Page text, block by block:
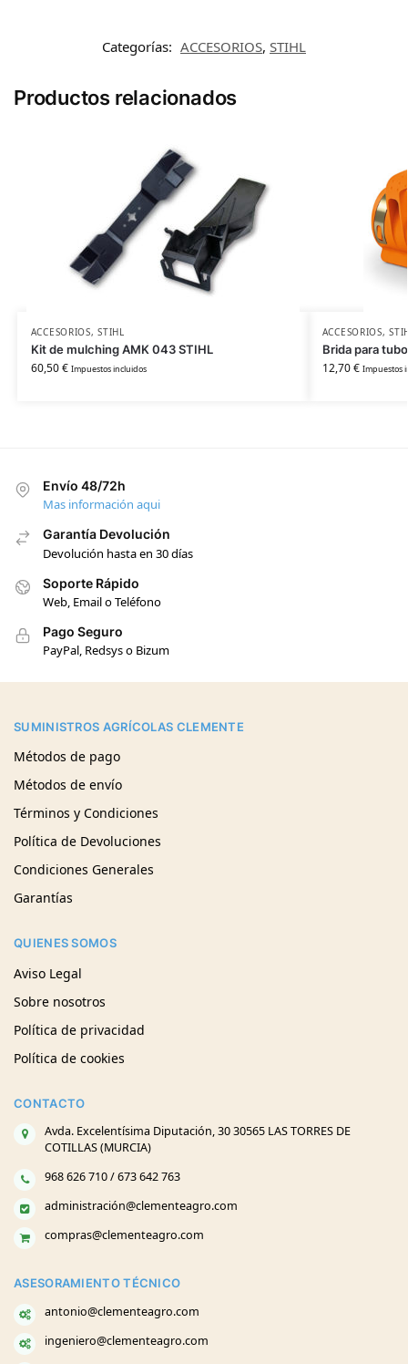
Categorías: ACCESORIOS, STIHL
Productos relacionados
ACCESORIOS,STIHL
Kit de mulching AMK 043 STIHL
60,50€ Impuestos incluidos
ACCESORIOS,
Brida para
12,70€ Impuestos
Envío 48/72h
Mas información aqui
Garantía Devolución
Devolución hasta en 30 días
Soporte Rápido
Web, Email o Teléfono
Pago Seguro
PayPal, Redsys o Bizum
SUMINISTROS AGRÍCOLAS CLEMENTE
Métodos de pago
Métodos de envío
Términos y Condiciones
Política de Devoluciones
Condiciones Generales
Garantías
QUIENES SOMOS
Aviso Legal
Sobre nosotros
Política de privacidad
Política de cookies
CONTACTO
Avda. Excelentísima Diputación, 30 30565 LAS TORRES DE
COTILLAS (MURCIA)
968 626 710 / 673 642 763
administración@clementeagro.com
compras@clementeagro.com
ASESORAMIENTO TÉCNICO
antonio@clementeagro.com
ingeniero@clementeagro.com